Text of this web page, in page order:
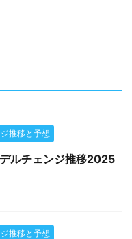
推移と予想
ルチェンジ推移2025
推移と予想